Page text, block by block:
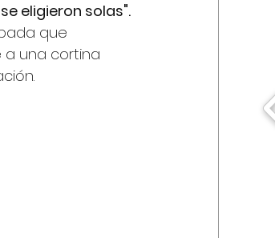
eligieron solas".
que
una cortina